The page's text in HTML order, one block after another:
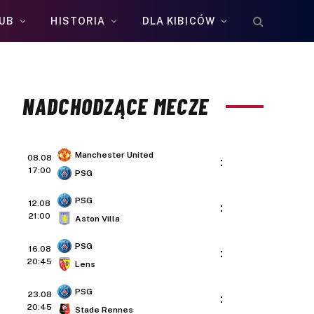
HISTORIA DLA KIBICÓW
NADCHODZĄCE MECZE
08.08
17:00
Manchester United
PSG
:
12.08
21:00
PSG
Aston Villa
:
16.08
20:45
PSG
Lens
:
23.08
20:45
PSG
Stade Rennes
: